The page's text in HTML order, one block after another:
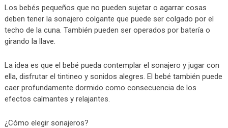
Los bebés pequeños que no pueden sujetar o agarrar cosas
deben tener la sonajero colgante que puede ser colgado por el
techo de la cuna. También pueden ser operados por batería o
girando la llave.
La idea es que el bebé pueda contemplar el sonajero y jugar con
ella, disfrutar el tintineo y sonidos alegres. El bebé también puede
caer profundamente dormido como consecuencia de los
efectos calmantes y relajantes.
¿Cómo elegir sonajeros?